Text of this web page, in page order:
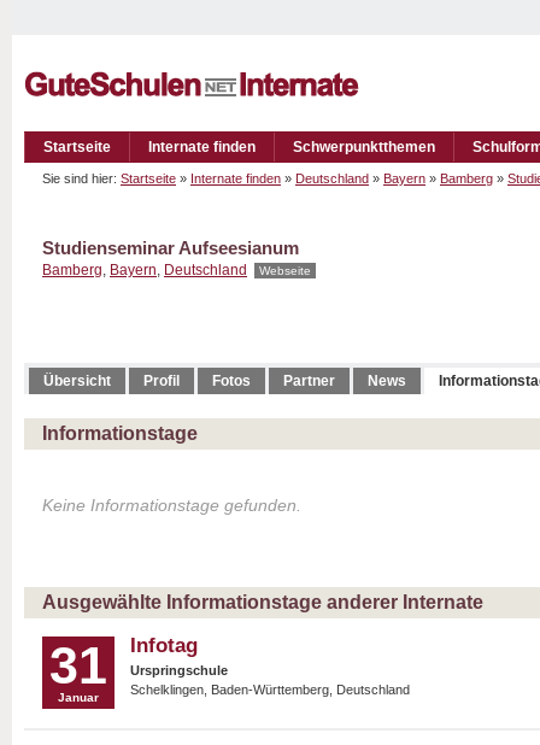
Startseite Internate finden Schwerpunktthemen
Sie sind hier: Startseite » Internate finden » Deutschland » Bayern » Bamberg »
Studienseminar Aufseesianum
Bamberg, Bayern, Deutschland Webseite
Übersicht Profil Fotos Partner News
Informationstage
Keine Informationstage gefunden.
Ausgewählte Informationstage anderer Internate
31
Januar
Infotag
Urspringschule
Schelklingen, Baden-Württemberg, Deutschland